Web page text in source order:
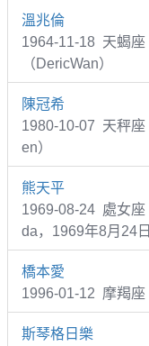
溫兆倫
1964-11-18 天蝎
（DericWan）
陳冠希
1980-10-07 天秤
en）
熊天平
1969-08-24 處女
da，1969年8月24日
橋本愛
1996-01-12 摩羯座
斯琴格日樂